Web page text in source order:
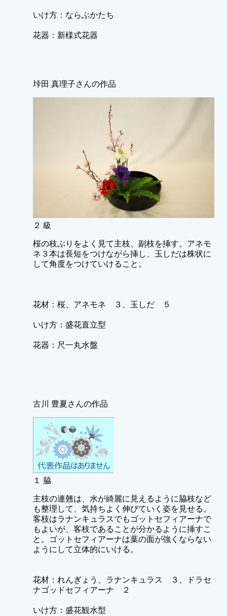
いけ方：ならぶかたち
花器：新様式花器
垰田 真理子さんの作品
２ 級
桜の枝ぶりをよく見て主枝、副枝を挿す。アネモ
ネ３本は長短をつけながら挿し、玉しだは株状に
して角度をつけていけること。
花材：桜、アネモネ ３、玉しだ ５
いけ方：盛花直立型
花器：尺一丸水盤
古川 豊夏さんの作品
１ 脇
主枝の連翹は、水が綺麗に見えるように脇枝など
も整理して、気持ちよく伸びていく姿を見せる。
客枝はラナンキュラスでもゴットセフィアーナで
もよいが、客枝であることが分かるように挿すこ
と。ゴットセフィアーナは葉の面が強くならない
ようにして立体的にいける。
花材：れんぎょう、ラナンキュラス ３、ドラセ
ナゴッドセフィアーナ ２
いけ方：盛花観水型